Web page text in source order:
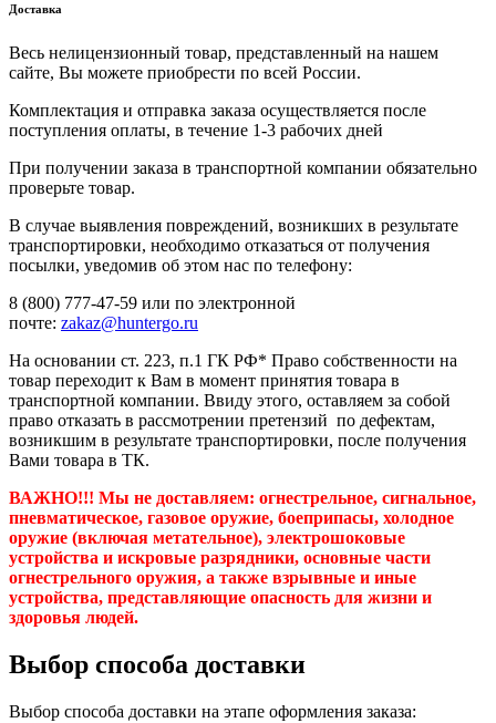
Доставка
Весь нелицензионный товар, представленный на нашем
сайте, Вы можете приобрести по всей России.
Комплектация и отправка заказа осуществляется после
поступления оплаты, в течение 1-3 рабочих дней
При получении заказа в транспортной компании обязательно
проверьте товар.
В случае выявления повреждений, возникших в результате
транспортировки, необходимо отказаться от получения
посылки, уведомив об этом нас по телефону:
8 (800) 777-47-59 или по электронной
почте: zakaz@huntergo.ru
На основании ст. 223, п.1 ГК РФ* Право собственности на
товар переходит к Вам в момент принятия товара в
транспортной компании. Ввиду этого, оставляем за собой
право отказать в рассмотрении претензий по дефектам,
возникшим в результате транспортировки, после получения
Вами товара в ТК.
ВАЖНО!!! Мы не доставляем: огнестрельное, сигнальное,
пневматическое, газовое оружие, боеприпасы, холодное
оружие (включая метательное), электрошоковые
устройства и искровые разрядники, основные части
огнестрельного оружия, а также взрывные и иные
устройства, представляющие опасность для жизни и
здоровья людей.
Выбор способа доставки
Выбор способа доставки на этапе оформления заказа: